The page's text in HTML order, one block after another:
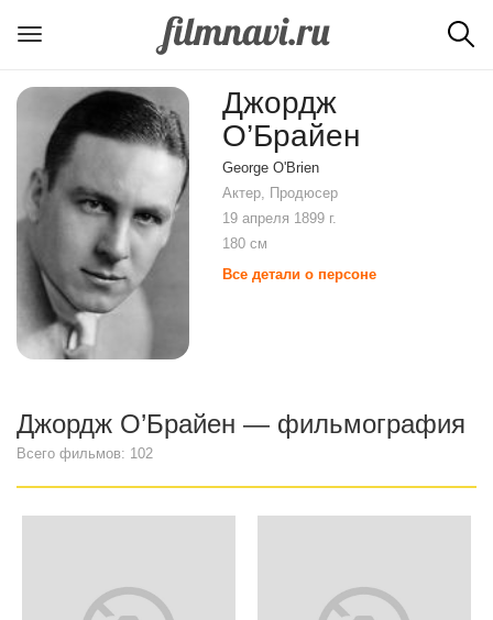
Джордж
О’Брайен
George O'Brien
Актер, Продюсер
19 апреля 1899 г.
180 см
Все детали о персоне
Джордж О’Брайен — фильмография
Всего фильмов: 102